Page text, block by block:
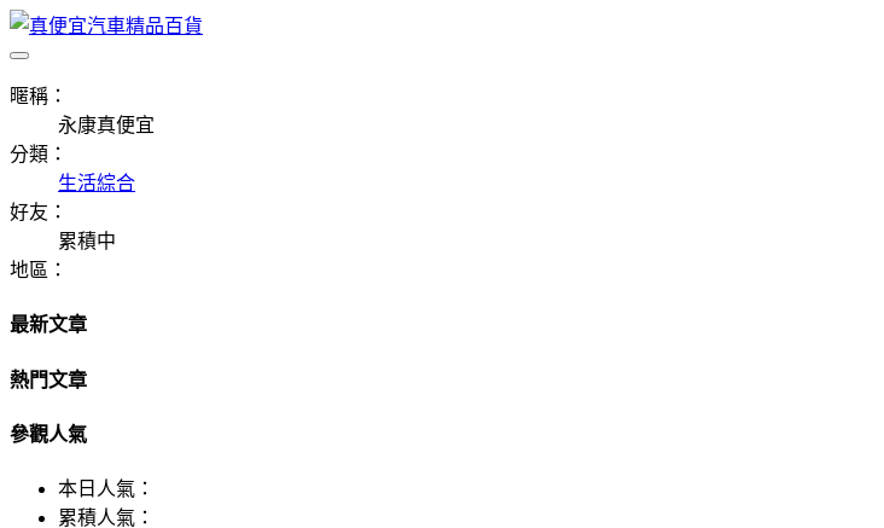
暱稱：
永康真便宜
分類：
生活綜合
好友：
累積中
地區：
最新文章
熱門文章
參觀人氣
本日人氣：
累積人氣：